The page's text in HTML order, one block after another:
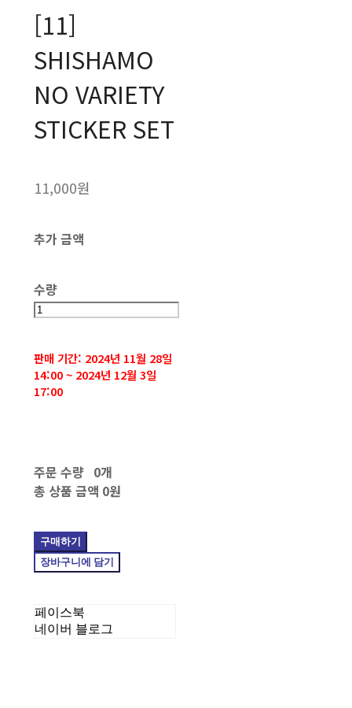
[11]
SHISHAMO
NO VARIETY
STICKER SET
11,000원
추가 금액
수량
판매 기간: 2024년 11월 28일
14:00 ~ 2024년 12월 3일
17:00
주문 수량 0개
총 상품 금액 0원
구매하기
장바구니에 담기
페이스북
네이버 블로그